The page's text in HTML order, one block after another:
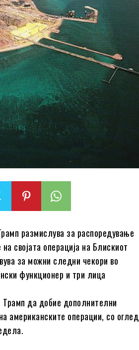
размислува за распоредување
својата операција на Блискиот
за можни следни чекори во
функционер и три лица
да добие дополнителни
американските операции, со оглед